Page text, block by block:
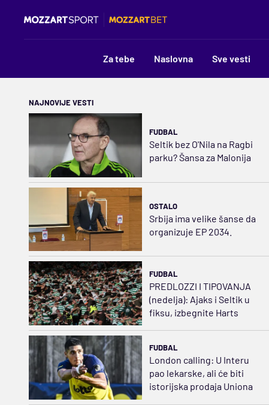
Za tebe Naslovna Sve vesti
NAJNOVIJE VESTI
FUDBAL
Seltik bez O'Nila na Ragbi
parku? Šansa za Malonija
OSTALO
Srbija ima velike šanse da
organizuje EP 2034.
FUDBAL
PREDLOZZI I TIPOVANJA
(nedelja): Ajaks i Seltik u
fiksu, izbegnite Harts
FUDBAL
London calling: U Interu
pao lekarske, ali će biti
istorijska prodaja Uniona